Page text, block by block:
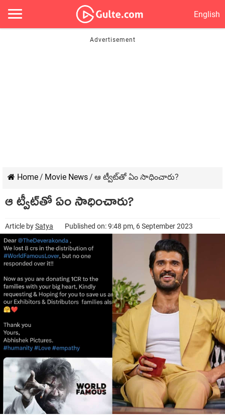
English
Home/ Movie News/ ఆ ట్వీట్‌తో ఏం సాధించారు?
ఆ ట్వీట్‌తో ఏం సాధించారు?
Article bySatya Published on: 9:48 pm, 6 September 2023